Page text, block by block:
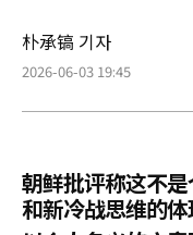
朴承镐 기자
2026-06-03 19:45
朝鲜批评称这不
和新冷战思维的